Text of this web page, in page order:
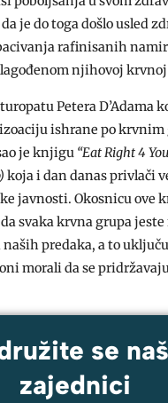
je do toga došlo usled
rafinisanih
njihovoj
Petera D’Adama
ishrane po krvnim
je knjigu “Eat Right 4
koja i dan danas privlači
javnosti. Okosnicu ove
da svaka krvna grupa
predaka, a to
morali da se
se
zajednici